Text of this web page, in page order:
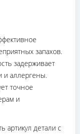
запахов.
задерживает
и аллергены.
точное
и
артикул детали с